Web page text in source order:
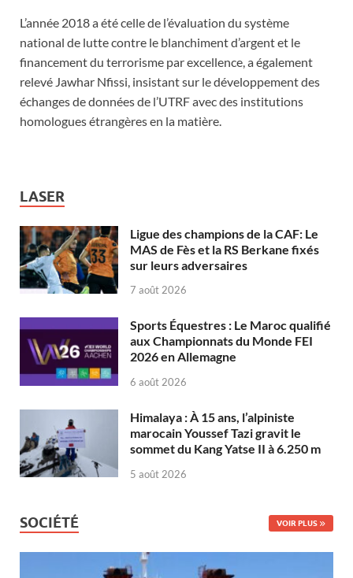
L’année 2018 a été celle de l’évaluation du système
national de lutte contre le blanchiment d’argent et le
financement du terrorisme par excellence, a également
relevé Jawhar Nfissi, insistant sur le développement des
échanges de données de l’UTRF avec des institutions
homologues étrangères en la matière.
LASER
Ligue des champions de la CAF: Le
MAS de Fès et la RS Berkane fixés
sur leurs adversaires
7 août 2026
Sports Équestres : Le Maroc qualifié
aux Championnats du Monde FEI
2026 en Allemagne
6 août 2026
Himalaya : À 15 ans, l’alpiniste
marocain Youssef Tazi gravit le
sommet du Kang Yatse II à 6.250 m
5 août 2026
SOCIÉTÉ VOIR PLUS